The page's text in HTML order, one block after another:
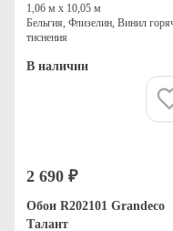
1,06 м х 10,05 м
Бельгия, Флизелин, Винил
тиснения
В наличии
2 690 ₽
Обои R202101 Grandeco
Талант